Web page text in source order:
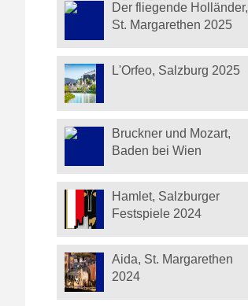
Der fliegende Holländer,
St. Margarethen 2025
L'Orfeo, Salzburg 2025
Bruckner und Mozart,
Baden bei Wien
Hamlet, Salzburger
Festspiele 2024
Aida, St. Margarethen
2024